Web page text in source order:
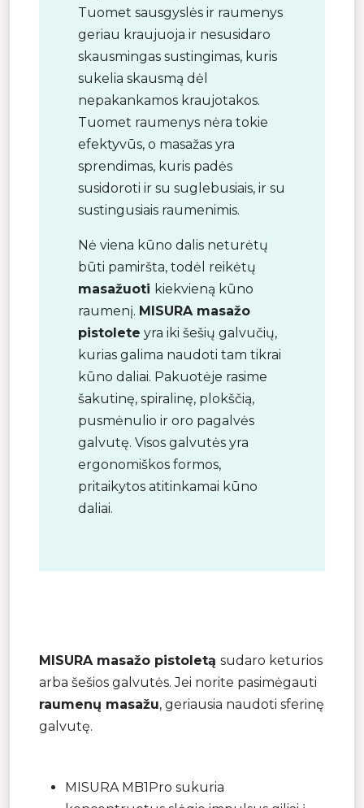
Tuomet sausgyslės ir raumenys
geriau kraujuoja ir nesusidaro
skausmingas sustingimas, kuris
sukelia skausmą dėl
nepakankamos kraujotakos.
Tuomet raumenys nėra tokie
efektyvūs, o masažas yra
sprendimas, kuris padės
susidoroti ir su suglebusiais, ir su
sustingusiais raumenimis.
Nė viena kūno dalis neturėtų
būti pamiršta, todėl reikėtų
masažuoti kiekvieną kūno
raumenį. MISURA masažo
pistolete yra iki šešių galvučių,
kurias galima naudoti tam tikrai
kūno daliai. Pakuotėje rasime
šakutinę, spiralinę, plokščią,
pusmėnulio ir oro pagalvės
galvutę. Visos galvutės yra
ergonomiškos formos,
pritaikytos atitinkamai kūno
daliai.
MISURA masažo pistoletą sudaro keturios
arba šešios galvutės. Jei norite pasimėgauti
raumenų masažu, geriausia naudoti sferinę
galvutę.
MISURA MB1Pro sukuria